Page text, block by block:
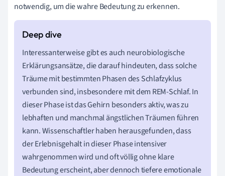
notwendig, um die wahre Bedeutung zu erkennen.
Interessanterweise gibt es auch neurobiologische
Erklärungsansätze, die darauf hindeuten, dass solche
Träume mit bestimmten Phasen des Schlafzyklus
verbunden sind, insbesondere mit dem REM-Schlaf. In
dieser Phase ist das Gehirn besonders aktiv, was zu
lebhaften und manchmal ängstlichen Träumen führen
kann. Wissenschaftler haben herausgefunden, dass
der Erlebnisgehalt in dieser Phase intensiver
wahrgenommen wird und oft völlig ohne klare
Bedeutung erscheint, aber dennoch tiefere emotionale